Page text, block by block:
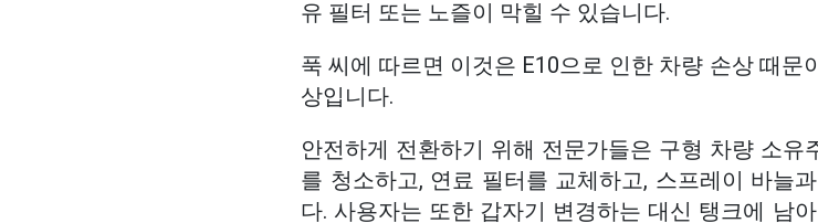
유 필터 또는 노즐이 막힐 수 있습니다.
푹 씨에 따르면 이것은 E10으로 인한 차량 손상 때문
상입니다.
안전하게 전환하기 위해 전문가들은 구형 차량 소유
를 청소하고, 연료 필터를 교체하고, 스프레이 바늘
다. 사용자는 또한 갑자기 변경하는 대신 탱크에 남